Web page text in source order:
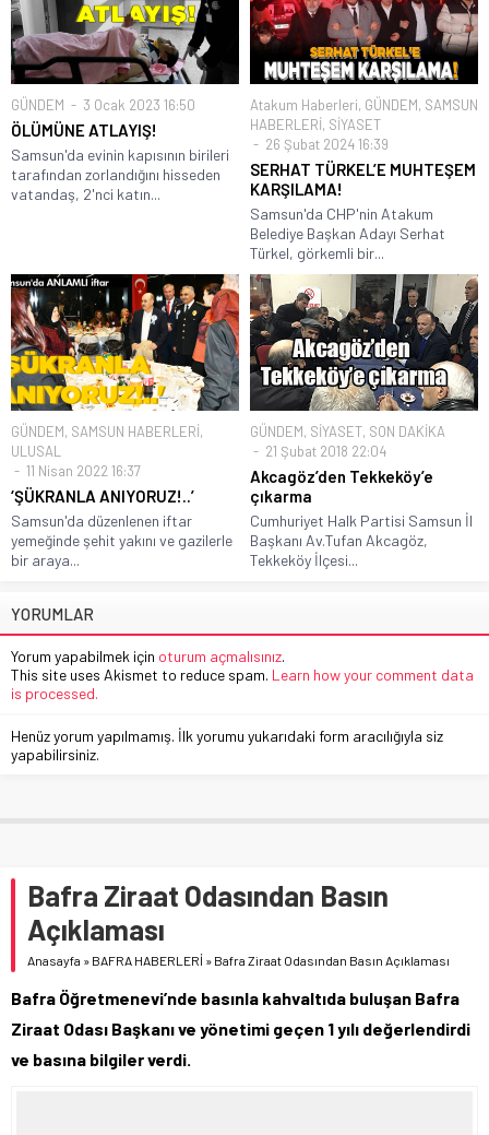
GÜNDEM 3 Ocak 2023 16:50
ÖLÜMÜNE ATLAYIŞ!
Samsun'da evinin kapısının birileri
tarafından zorlandığını hisseden
vatandaş, 2'nci katın...
Atakum Haberleri, GÜNDEM, SAMSUN
HABERLERİ, SİYASET
26 Şubat 2024 16:39
SERHAT TÜRKEL’E MUHTEŞEM
KARŞILAMA!
Samsun'da CHP'nin Atakum
Belediye Başkan Adayı Serhat
Türkel, görkemli bir...
GÜNDEM, SAMSUN HABERLERİ,
ULUSAL
11 Nisan 2022 16:37
‘ŞÜKRANLA ANIYORUZ!..’
Samsun'da düzenlenen iftar
yemeğinde şehit yakını ve gazilerle
bir araya...
GÜNDEM, SİYASET, SON DAKİKA
21 Şubat 2018 22:04
Akcagöz’den Tekkeköy’e
çıkarma
Cumhuriyet Halk Partisi Samsun İl
Başkanı Av.Tufan Akcagöz,
Tekkeköy İlçesi...
YORUMLAR
Yorum yapabilmek için oturum açmalısınız.
This site uses Akismet to reduce spam. Learn how your comment data
is processed.
Henüz yorum yapılmamış. İlk yorumu yukarıdaki form aracılığıyla siz
yapabilirsiniz.
Bafra Ziraat Odasından Basın
Açıklaması
Anasayfa » BAFRA HABERLERİ » Bafra Ziraat Odasından Basın Açıklaması
Bafra Öğretmenevi’nde basınla kahvaltıda buluşan Bafra
Ziraat Odası Başkanı ve yönetimi geçen 1 yılı değerlendirdi
ve basına bilgiler verdi.